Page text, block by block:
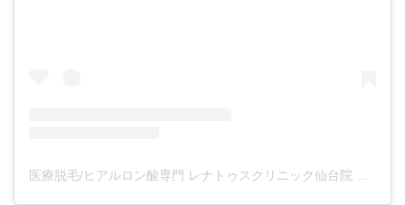
医療脱毛/ヒアルロン酸専門 レナトゥスクリニック仙台院 高橋希(@renaclisendai)がシェアした投稿